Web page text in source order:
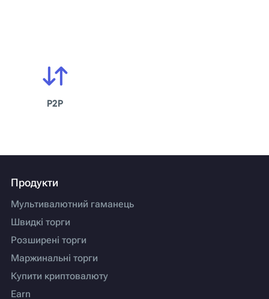
P2P
Продукти
Мультивалютний гаманець
Швидкі торги
Розширені торги
Маржинальні торги
Купити криптовалюту
Earn